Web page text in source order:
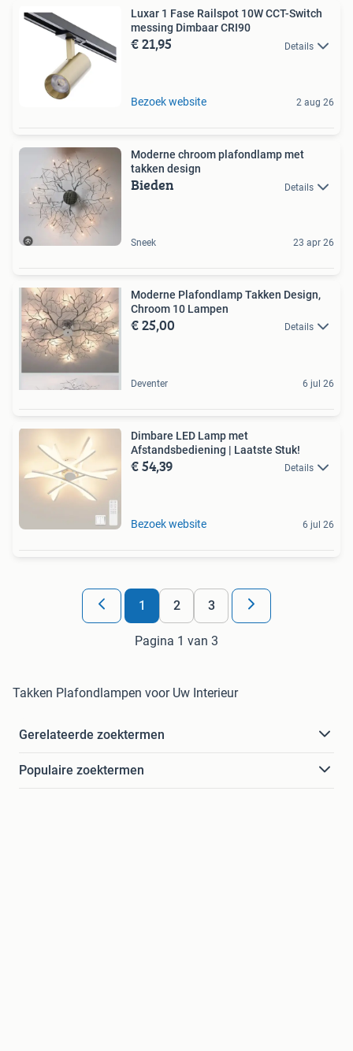
Luxar 1 Fase Railspot 10W CCT-Switch
messing Dimbaar CRI90
€ 21,95 Details
Bezoek website 2 aug 26
Moderne chroom plafondlamp met
takken design
Bieden Details
Sneek 23 apr 26
Moderne Plafondlamp Takken Design,
Chroom 10 Lampen
€ 25,00 Details
Deventer 6 jul 26
Dimbare LED Lamp met
Afstandsbediening | Laatste Stuk!
€ 54,39 Details
Bezoek website 6 jul 26
1 2 3
Pagina 1 van 3
Takken Plafondlampen voor Uw Interieur
Gerelateerde zoektermen
Populaire zoektermen